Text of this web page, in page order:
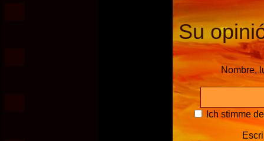
Su
Nombre,
Ich stimme